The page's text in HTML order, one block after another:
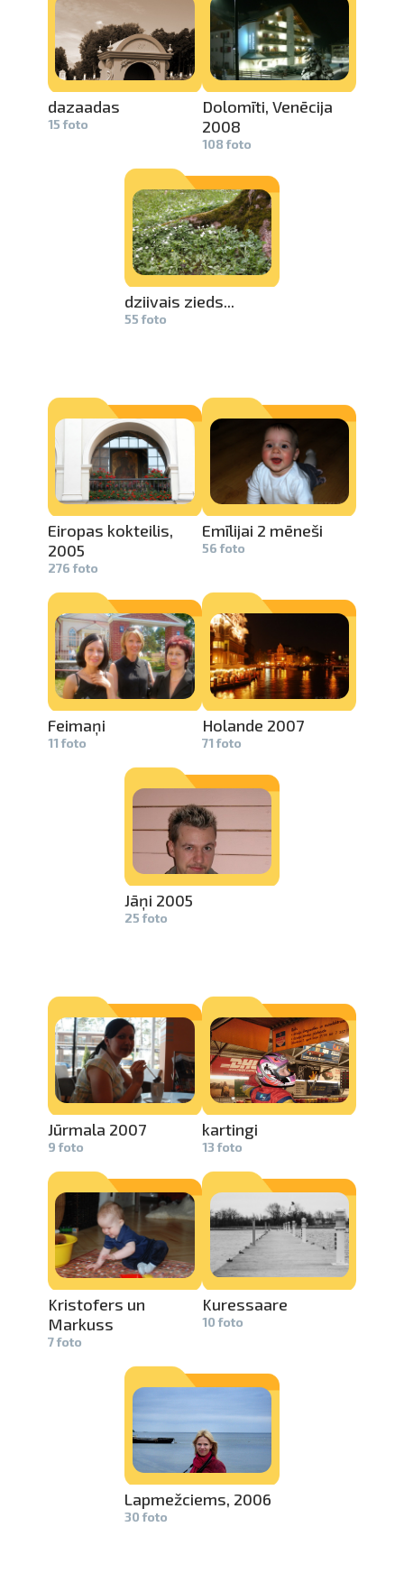
dazaadas
15 foto
Dolomīti, Venēcija
2008
108 foto
dziivais zieds...
55 foto
Eiropas kokteilis,­
2005
276 foto
Emīlijai 2 mēneši
56 foto
Feimaņi
11 foto
Holande 2007
71 foto
Jāņi 2005
25 foto
Jūrmala 20­07
9 foto
kartingi
13 foto
Kristofers­ un
Markuss
7 foto
Kuressaare­
10 foto
Lapmežciem­s, 2006
30 foto